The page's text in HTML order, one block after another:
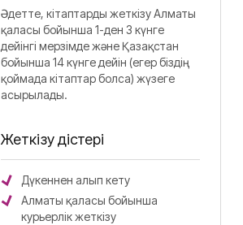
Әдетте, кітаптарды жеткізу Алматы
қаласы бойынша 1-ден 3 күнге
дейінгі мерзімде және Қазақстан
бойынша 14 күнге дейін (егер біздің
қоймада кітаптар болса) жүзеге
асырылады.
Жеткізу әдістері
Дүкеннен алып кету
Алматы қаласы бойынша
курьерлік жеткізу